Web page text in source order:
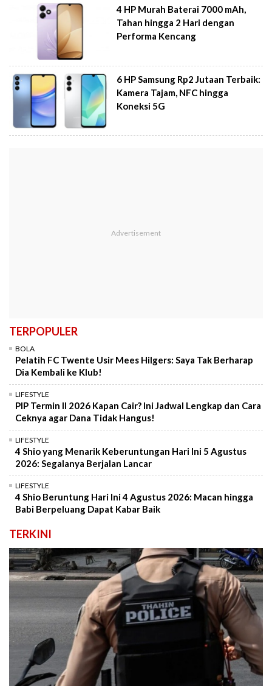
4 HP Murah Baterai 7000 mAh,
Tahan hingga 2 Hari dengan
Performa Kencang
6 HP Samsung Rp2 Jutaan Terbaik:
Kamera Tajam, NFC hingga
Koneksi 5G
TERPOPULER
BOLA
Pelatih FC Twente Usir Mees Hilgers: Saya Tak Berharap
Dia Kembali ke Klub!
LIFESTYLE
PIP Termin II 2026 Kapan Cair? Ini Jadwal Lengkap dan Cara
Ceknya agar Dana Tidak Hangus!
LIFESTYLE
4 Shio yang Menarik Keberuntungan Hari Ini 5 Agustus
2026: Segalanya Berjalan Lancar
LIFESTYLE
4 Shio Beruntung Hari Ini 4 Agustus 2026: Macan hingga
Babi Berpeluang Dapat Kabar Baik
TERKINI